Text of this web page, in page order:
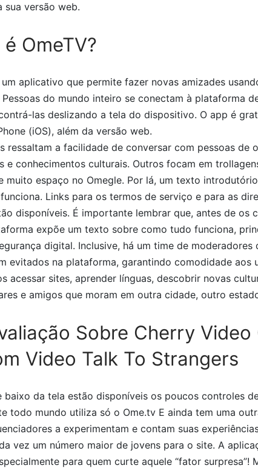
sua versão web.
OmeTV?
um aplicativo que permite fazer novas amizades
do mundo inteiro se conectam à plataforma
las deslizando a tela do dispositivo. O app é
(iOS), além da versão web.
ressaltam a facilidade de conversar com pessoas de
e conhecimentos culturais. Outros focam em
muito espaço no Omegle. Por lá, um texto
Links para os termos de serviço e para as
disponíveis. É importante lembrar que, antes de os
expõe um texto sobre como tudo funciona,
digital. Inclusive, há um time de
evitados na plataforma, garantindo comodidade aos
acessar sites, aprender línguas, descobrir novas
e amigos que moram em outra cidade, outro
Sobre Cherry Video
Video Talk To Strangers
baixo da tela estão disponíveis os poucos controles
todo mundo utiliza só o Ome.tv E ainda tem uma
a experimentam e contam suas
vez um número maior de jovens para o site. A
para quem curte aquele “fator surpresa”!